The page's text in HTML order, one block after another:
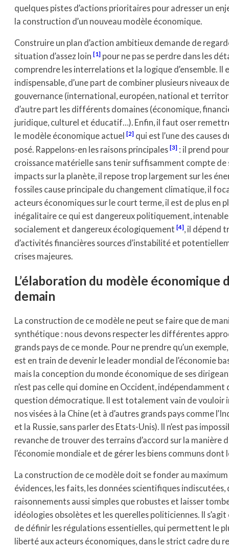
quelques pistes d’actions prioritaires pour adresser un
la construction d’un nouveau modèle économique.
Construire un plan d’action ambitieux demande de
situation d’assez loin [1] pour ne pas se perdre dans les
comprendre les interrelations et la logique d’ensemble. Il
indispensable, d’une part de combiner plusieurs niveaux de
gouvernance (international, européen, national et
d’autre part les différents domaines (économique,
juridique, culturel et éducatif…). Enfin, il faut oser
le modèle économique actuel
[2] qui est l’une des causes
posé. Rappelons-en les raisons principales [3] : il prend
croissance matérielle sans tenir suffisamment compte de
impacts sur la planète, il repose trop largement sur les
fossiles cause principale du changement climatique, il
acteurs économiques sur le court terme, il est de plus en
inégalitaire ce qui est dangereux politiquement, intenable
socialement et dangereux écologiquement [4] , il dépend
d’activités financières sources d’instabilité et
crises majeures.
L’élaboration du modèle économique
demain
La construction de ce modèle ne peut se faire que de
synthétique : nous devons respecter les différentes
grands pays de ce monde. Pour ne prendre qu’un
est en train de devenir le leader mondial de l’économie
mais la conception du monde économique de ses
n’est pas celle qui domine en Occident, indépendamment
question démocratique. Il est totalement vain de vouloir
nos visées à la Chine (et à d’autres grands pays comme
et la Russie, sans parler des Etats-Unis). Il n’est pas
revanche de trouver des terrains d’accord sur la manière
l’économie mondiale et de gérer les biens communs dont
La construction de ce modèle doit se fonder au maximum
évidences, les faits, les données scientifiques indiscutées,
raisonnements aussi simples que robustes et laisser
idéologies obsolètes et les querelles politiciennes. Il s’agit
de définir les régulations essentielles, qui permettent le
liberté aux acteurs économiques, dans le strict cadre du